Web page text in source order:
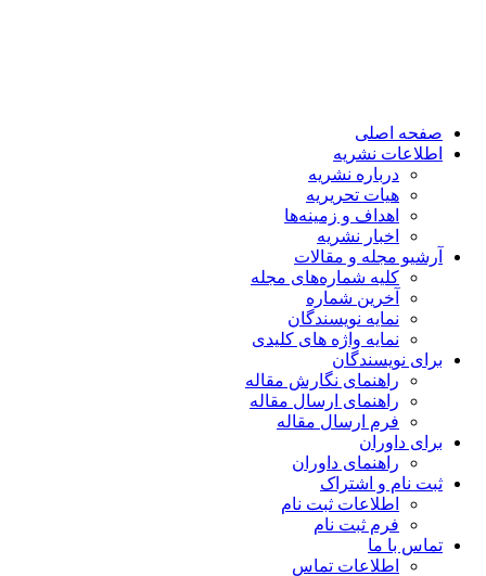
صفحه اصلی
اطلاعات نشریه
درباره نشریه
هیات تحریریه
اهداف و زمینه‌ها
اخبار نشریه
آرشیو مجله و مقالات
کلیه شماره‌های مجله
آخرین شماره
نمایه نویسندگان
نمایه واژه های کلیدی
برای نویسندگان
راهنمای نگارش مقاله
راهنمای ارسال مقاله
فرم ارسال مقاله
برای داوران
راهنمای داوران
ثبت نام و اشتراک
اطلاعات ثبت نام
فرم ثبت نام
تماس با ما
اطلاعات تماس